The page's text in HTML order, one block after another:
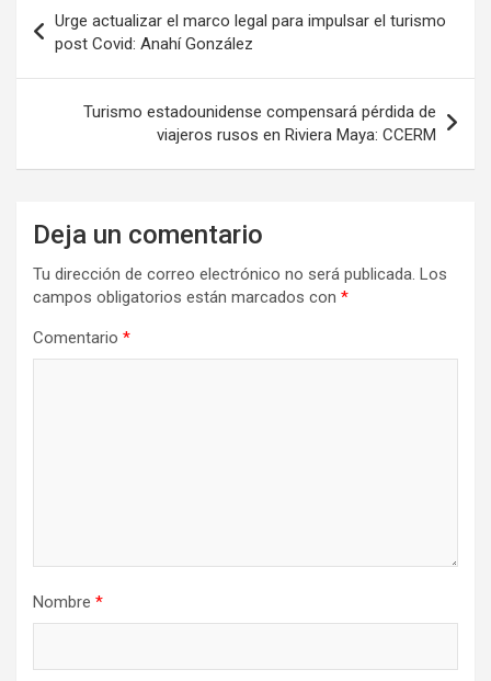
de
entradas
Urge actualizar el marco legal para impulsar el turismo
post Covid: Anahí González
Turismo estadounidense compensará pérdida de
viajeros rusos en Riviera Maya: CCERM
Deja un comentario
Tu dirección de correo electrónico no será publicada. Los
campos obligatorios están marcados con *
Comentario *
Nombre *